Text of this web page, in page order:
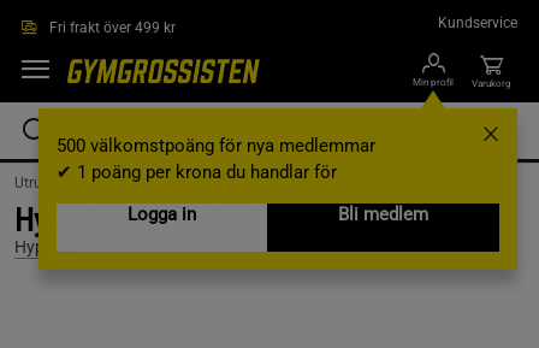
Fri frakt över 499 kr Kundservice
Min profil
500 välkomstpoäng för nya medlemmar
✔ 1 poäng per krona du handlar för
Logga in
Bli medlem
Varukorg
Utrustning & Tillbehör / Massageredskap /Övrig massage & stretching
Hyperice Normatec Premier Charger
Hyperice